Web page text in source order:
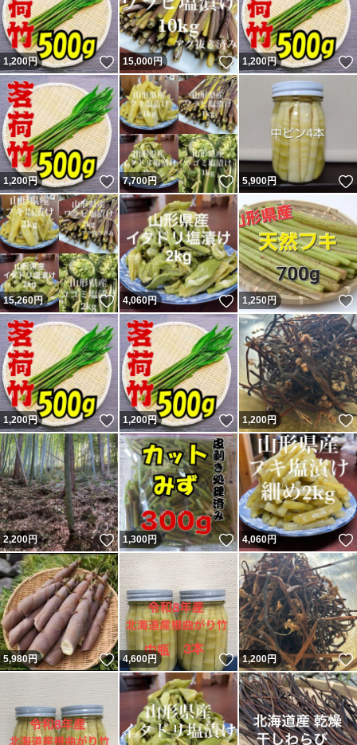
1,200円 いいね！
15,000円 いいね！
1,200円
1,200円 いいね！
7,700円 いいね！
5,900円
15,260円 いいね！
4,060円 いいね！
1,250円
1,200円 いいね！
1,200円 いいね！
1,200円
2,200円 いいね！
1,300円 いいね！
4,060円
5,980円 いいね！
4,600円 いいね！
1,200円